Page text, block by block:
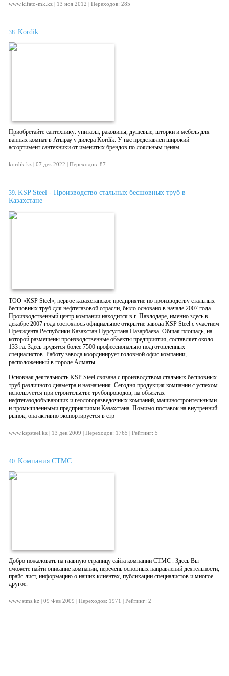
www.kifato-mk.kz | 13 ноя 2012 | Переходов: 285
38. Kordik
Приобретайте сантехнику: унитазы, раковины, душевые, шторки и мебель для
ванных комнат в Атырау у дилера Kordik. У нас представлен широкий
ассортимент сантехники от именитых брендов по лояльным ценам
kordik.kz | 07 дек 2022 | Переходов: 87
39. KSP Steel - Производство стальных бесшовных труб в
Казахстане
ТОО «KSP Steel», первое казахстанское предприятие по производству стальных
бесшовных труб для нефтегазовой отрасли, было основано в начале 2007 года.
Производственный центр компании находится в г. Павлодаре, именно здесь в
декабре 2007 года состоялось официальное открытие завода KSP Steel с участием
Президента Республики Казахстан Нурсултана Назарбаева. Общая площадь, на
которой размещены производственные объекты предприятия, составляет около
133 га. Здесь трудятся более 7500 профессионально подготовленных
специалистов. Работу завода координирует головной офис компании,
расположенный в городе Алматы.
Основная деятельность KSP Steel связана с производством стальных бесшовных
труб различного диаметра и назначения. Сегодня продукция компании с успехом
используется при строительстве трубопроводов, на объектах
нефтегазодобывающих и геологоразведочных компаний, машиностроительными
и промышленными предприятиями Казахстана. Помимо поставок на внутренний
рынок, она активно экспортируется в стр
www.kspsteel.kz | 13 дек 2009 | Переходов: 1765 | Рейтинг: 5
40. Kомпания СТМС
Добро пожаловать на главную страницу сайта компании СТМС . Здесь Вы
сможете найти описание компании, перечень основных направлений деятельности,
прайс-лист, информацию о наших клиентах, публикации специалистов и многое
другое.
www.stms.kz | 09 Фев 2009 | Переходов: 1971 | Рейтинг: 2